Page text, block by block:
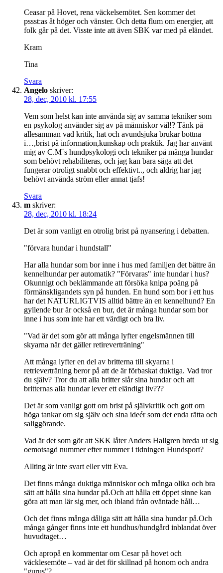
Ceasar på Hovet, rena väckelsemötet. Sen kommer det
pssst:as åt höger och vänster. Och detta flum om energier, att
folk går på det. Visste inte att även SBK var med på eländet.
Kram
Tina
Svara
Angelo skriver:
28, dec, 2010 kl. 17:55
Vem som helst kan inte använda sig av samma tekniker som
en psykolog använder sig av på människor väl!? Tänk på
allesamman vad kritik, hat och avundsjuka brukar bottna
i…,brist på information,kunskap och praktik. Jag har använt
mig av C.M´s hundpsykologi och tekniker på många hundar
som behövt rehabiliteras, och jag kan bara säga att det
fungerar otroligt snabbt och effektivt.., och aldrig har jag
behövt använda ström eller annat tjafs!
Svara
m skriver:
28, dec, 2010 kl. 18:24
Det är som vanligt en otrolig brist på nyansering i debatten.
"förvara hundar i hundstall"
Har alla hundar som bor inne i hus med familjen det bättre än
kennelhundar per automatik? "Förvaras" inte hundar i hus?
Okunnigt och beklämmande att försöka knipa poäng på
förmänskligandets syn på hunden. En hund som bor i ett hus
har det NATURLIGTVIS alltid bättre än en kennelhund? En
gyllende bur är också en bur, det är många hundar som bor
inne i hus som inte har ett värdigt och bra liv.
"Vad är det som gör att många lyfter engelsmännen till
skyarna när det gäller retireverträning"
Att många lyfter en del av britterna till skyarna i
retrieverträning beror på att de är förbaskat duktiga. Vad tror
du själv? Tror du att alla britter slår sina hundar och att
britternas alla hundar lever ett eländigt liv???
Det är som vanligt gott om brist på självkritik och gott om
höga tankar om sig själv och sina ideér som det enda rätta och
saliggörande.
Vad är det som gör att SKK låter Anders Hallgren breda ut sig
oemotsagd nummer efter nummer i tidningen Hundsport?
Allting är inte svart eller vitt Eva.
Det finns många duktiga människor och många olika och bra
sätt att hålla sina hundar på.Och att hålla ett öppet sinne kan
göra att man lär sig mer, och ibland från oväntade håll…
Och det finns många dåliga sätt att hålla sina hundar på.Och
många gånger finns inte ett hundhus/hundgård inblandat över
huvudtaget…
Och apropå en kommentar om Cesar på hovet och
väcklesemöte – vad är det för skillnad på honom och andra
"gurus"?